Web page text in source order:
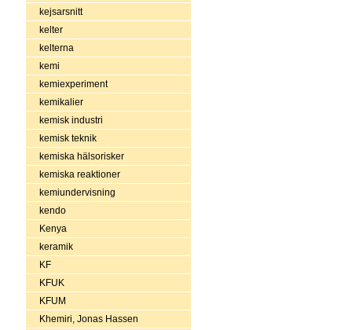
kejsarsnitt
kelter
kelterna
kemi
kemiexperiment
kemikalier
kemisk industri
kemisk teknik
kemiska hälsorisker
kemiska reaktioner
kemiundervisning
kendo
Kenya
keramik
KF
KFUK
KFUM
Khemiri, Jonas Hassen